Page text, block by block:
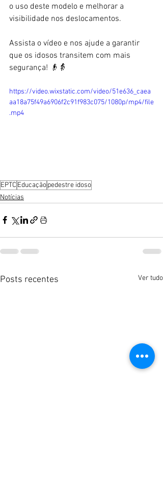
o uso deste modelo e melhorar a
visibilidade nos deslocamentos.
Assista o vídeo e nos ajude a garantir
que os idosos transitem com mais
segurança! 👴👵
https://video.wixstatic.com/video/51e636_caea
aa18a75f49a6906f2c91f983c075/1080p/mp4/file
.mp4
EPTC Educaçãopedestre idoso
Notícias
Posts recentes Ver tudo